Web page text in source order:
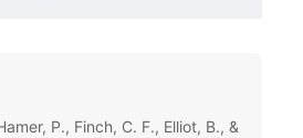
P., Finch, C. F., Elliot, B., &